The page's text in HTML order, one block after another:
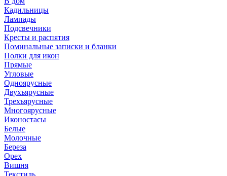
Кадильницы
Лампады
Подсвечники
Кресты и распятия
Поминальные записки и бланки
Полки для икон
Прямые
Угловые
Одноярусные
Двухъярусные
Трехъярусные
Многоярусные
Иконостасы
Белые
Молочные
Береза
Орех
Вишня
Текстиль